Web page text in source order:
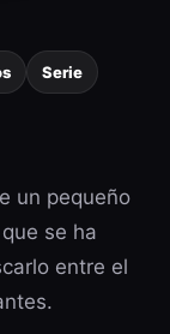
Serie
un pequeño
se ha
entre el